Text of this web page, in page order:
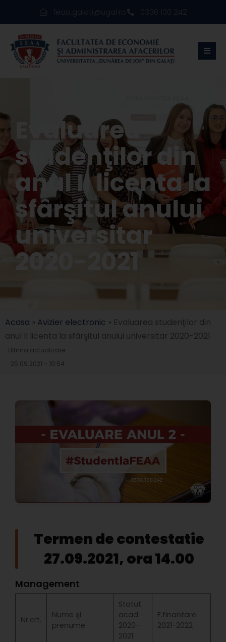
feaa.galati@ugal.ro 0336 130 242
Evaluarea
studenţilor din
anul II licenta la
sfârşitul anului
universitar
2020-2021
Acasa » Avizier electronic » Evaluarea studenţilor din
anul II licenta la sfârşitul anului universitar 2020-2021
Ultima actualizare:
25.09.2021 - 10:54
Termen de contestatie
27.09.2021, ora 14.00
Management
Nr.crt.
Nume şi
prenume
Statut
acad.
2020-
2021
F.finantare
2021-2022